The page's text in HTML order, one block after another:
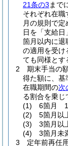
21条の3 まで
それぞれ在職
月の規則で定
日を「支給日
箇月以内に退
の適用を受け
ても同様とす
2
期末手当の
得た額に、基
在職期間の次
る割合を乗じ
(1)
6箇月
(2)
5箇月以
(3)
3箇月以
(4)
3箇月
3
定年前再任